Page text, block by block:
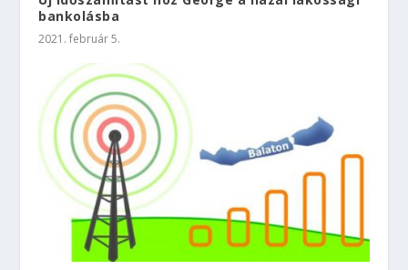
bankolásba
2021. február 5.